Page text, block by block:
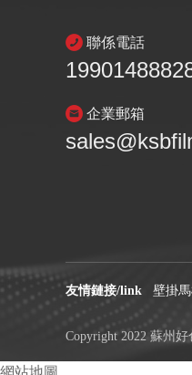
聯係電話
企業郵箱
Copyright 2022 蘇州
友情鏈接/link 壁掛
網站地圖